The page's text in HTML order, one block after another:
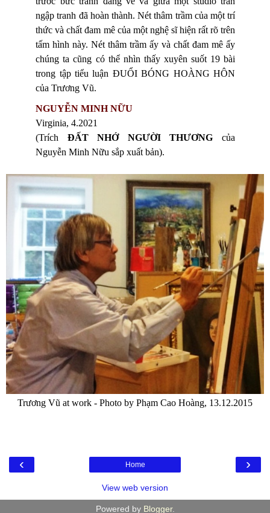
ngập tranh đã hoàn thành. Nét thâm trầm của một trí
thức và chất đam mê của một nghệ sĩ hiện rất rõ trên
tấm hình này. Nét thâm trầm ấy và chất đam mê ấy
chúng ta cũng có thể nhìn thấy xuyên suốt 19 bài
trong tập tiểu luận ĐUỔI BÓNG HOÀNG HÔN
của Trương Vũ.
NGUYỄN MINH NỮU
Virginia, 4.2021
(Trích ĐẤT NHỚ NGƯỜI THƯƠNG của
Nguyễn Minh Nữu sắp xuất bản).
Trương Vũ at work - Photo by Phạm Cao Hoàng, 13.12.2015
‹ ›
Home
View web version
Powered by Blogger.